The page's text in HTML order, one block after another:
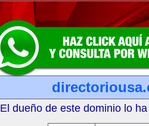
El dueño de este dominio lo